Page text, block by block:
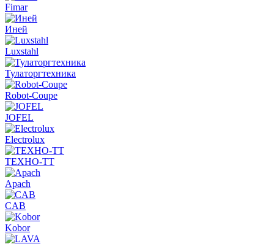
Fimar
Иней
Luxstahl
Тулаторгтехника
Robot-Coupe
JOFEL
Electrolux
ТЕХНО-ТТ
Apach
CAB
Kobor